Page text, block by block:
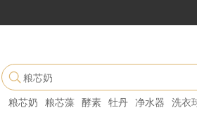
粮芯奶 粮芯藻 酵素 牡丹 净水器 洗衣